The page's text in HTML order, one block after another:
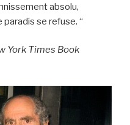
absolu,
paradis se refuse. “
York Times Book